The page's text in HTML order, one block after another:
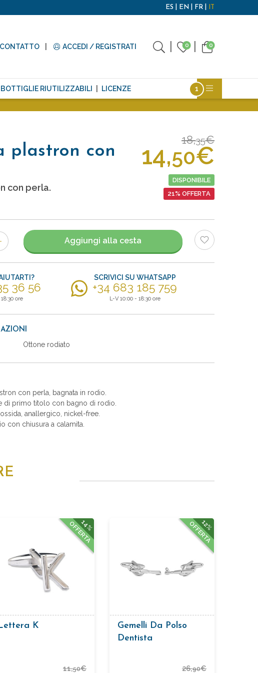
ES EN FR IT
CONTATTO ACCEDI / REGISTRATI 0 0
BOTTIGLIE RIUTILIZZABILI LICENZE
plastron con
con perla.
18,35€
14,50€
DISPONIBILE
21% OFFERTA
Aggiungi alla cesta
36 56
ore
SCRIVICI SU WHATSAPP
+34 683 185 759
L-V 10:00 - 18:30 ore
Ottone rodiato
con perla, bagnata in rodio.
di primo titolo con bagno di rodio.
anallergico, nickel-free.
con chiusura a calamita.
14%
OFFERTA
Lettera K
11,50€
12%
OFFERTA
Gemelli Da Polso
Dentista
26,90€